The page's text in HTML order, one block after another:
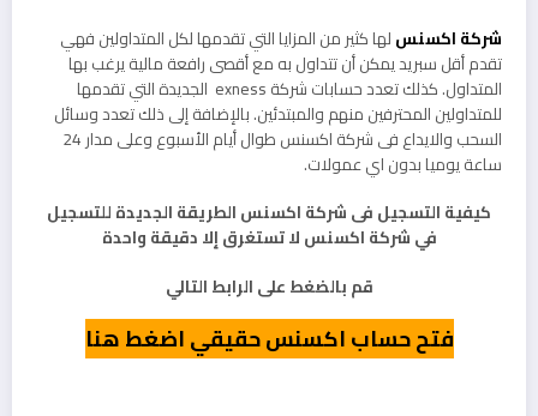
شركة اكسنسلها كثير من المزايا التي تقدمها لكل المتداولين فهي
تقدم أقل سبريد يمكن أن تتداول به مع أقصى رافعة مالية يرغب بها
المتداول. كذلك تعدد حسابات شركة exness الجديدة التي تقدمها
للمتداولين المحترفين منهم والمبتدئين. بالإضافة إلى ذلك تعدد وسائل
السحب والايداع فى شركة اكسنس طوال أيام الأسبوع وعلى مدار 24
ساعة يوميا بدون اي عمولات.
كيفية التسجيل فى شركة اكسنس الطريقة الجديدة للتسجيل
في شركة اكسنس لا تستغرق إلا دقيقة واحدة
قم بالضغط على الرابط التالي
فتح حساب اكسنس حقيقي اضغط هنا